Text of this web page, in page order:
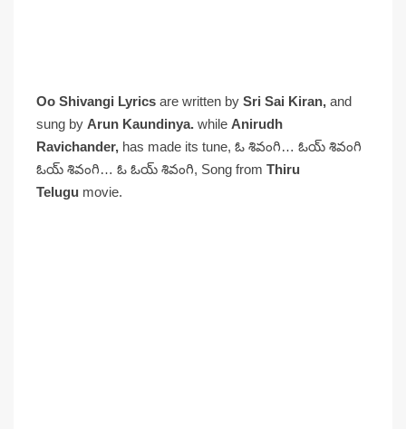
Oo Shivangi Lyrics are written by Sri Sai Kiran, and
sung by Arun Kaundinya. while Anirudh
Ravichander, has made its tune, ఓ శివంగి… ఓయ్ శివంగి
ఓయ్ శివంగి… ఓ ఓయ్ శివంగి, Song from Thiru
Telugu movie.